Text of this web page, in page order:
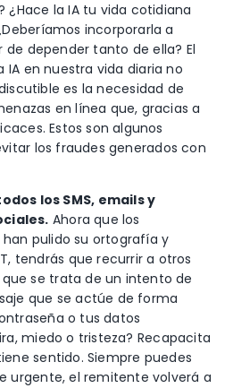
¿Hace la IA tu vida cotidiana
incorporarla a
de depender tanto de ella? El
IA en nuestra vida diaria no
es la necesidad de
en línea que, gracias a
Estos son algunos
los fraudes generados con
los SMS, emails y
Ahora que los
pulido su ortografía y
tendrás que recurrir a otros
se trata de un intento de
que se actúe de forma
o tus datos
miedo o tristeza? Recapacita
sentido. Siempre puedes
urgente, el remitente volverá a